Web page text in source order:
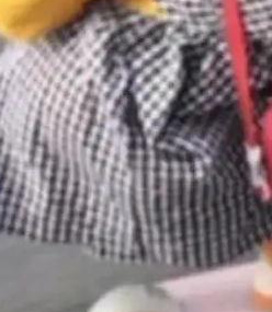
京ICP备2025119063号